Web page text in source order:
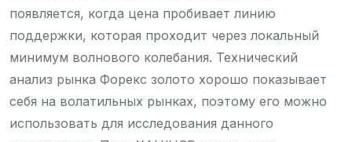
появляется, когда цена пробивает линию
поддержки, которая проходит через локальный
минимум волнового колебания. Технический
анализ рынка Форекс золото хорошо показывает
себя на волатильных рынках, поэтому его можно
использовать для исследования данного